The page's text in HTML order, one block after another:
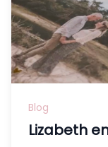
Blog
Lizabeth